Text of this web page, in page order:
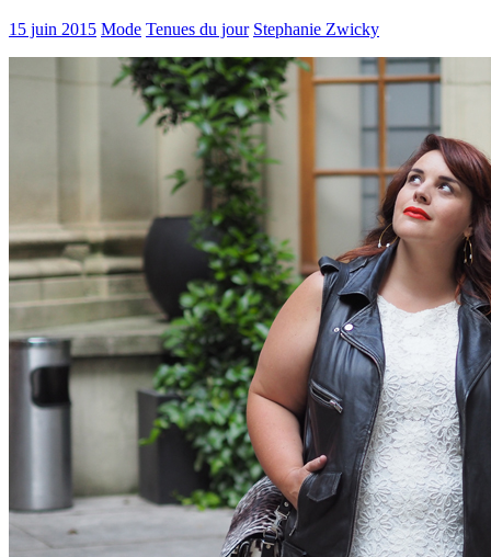
15 juin 2015 Mode Tenues du jour Stephanie Zwicky